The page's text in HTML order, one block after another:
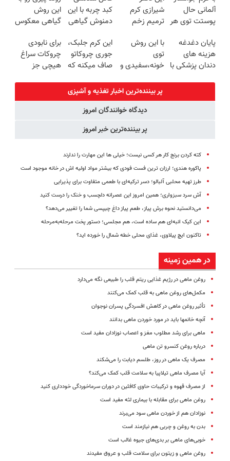
شدی🔥
آلمانی حال
پوستت توی هر
خوبه۴۵٪تخفیف
شیرازی کرم
ترمیم زخم
ساخت!!!
کبد چربه با این
دمنوش گیاهی
این روش
گیاهی معکوس
پایان دغدغه
هزینه های
دندان پزشکی با
با این روش
توی
خونه،سفیدی و
برگردون
(40%off)
این کرم جلبک،
جوری چروکاتو
صاف میکنه که
کردی!(تخفیف
ویژه)
برای نابودی
چروکات سراغ
هیچی جز
پر بیننده‌ترین اخبار تغذیه و آشپزی
دیدگاه خوانندگان امروز
پر بیننده‌ترین خبر امروز
کته کردن برنج کار هر کسی نیست؛ خیلی ها این مهارت را ندارند
پاکوره هندی؛ ارزان ترین فست فودی که بیشتر مواد اولیه اش در خانه موجود است
طرز تهیه محلبی آلبالو؛ دسر ترکیه‌ای با طعمی متفاوت برای پذیرایی
آش سرد سبزواری؛ همین امروز این عصرانه دلچسب و خنک را درست کنید
می‌دانستید نحوه برش پیاز، طعم پیاز داغ چیپسی شما را تغییر می‌دهد؟
این کیک انبه‌ای هم ساده است، هم مجلسی؛ دستور پخت مرحله‌به‌مرحله
تاکنون ایچ پیلاوی، غذای محلی خطه شمال را خورده اید؟
در همین زمینه
روغن ماهی در رژیم غذایی ریتم قلب را طبیعی نگه می‌دارد
مکمل‌های روغن ماهی به قلب کمک می‌کنند
تأثیر روغن ماهی در کاهش افسردگی پسران نوجوان
آنچه خانمها باید در مورد خوردن ماهی بدانند
ماهی برای رشد مطلوب مغز و اعصاب نوزادان مفید است
درباره روغن کنسرو تن ماهی
مصرف یک ماهی در روز، طلسم دیابت را می‌شکند
آیا مصرف ماهی تیلاپیا به سلامت قلب کمک می‌کند؟
از مصرف قهوه و ترکیبات حاوی کافئین در دوران سرماخوردگی خودداری کنید
روغن ماهی برای مقابله با بیماری لثه مفید است
نوزادان هم از خوردن ماهی سود می‌برند
بدن به روغن و چربی هم نیازمند است
خوبی‌های ماهی بر بدی‌های جیوه غالب است
روغن‌ ماهی و زیتون برای سلامت قلب و عروق مفیدند